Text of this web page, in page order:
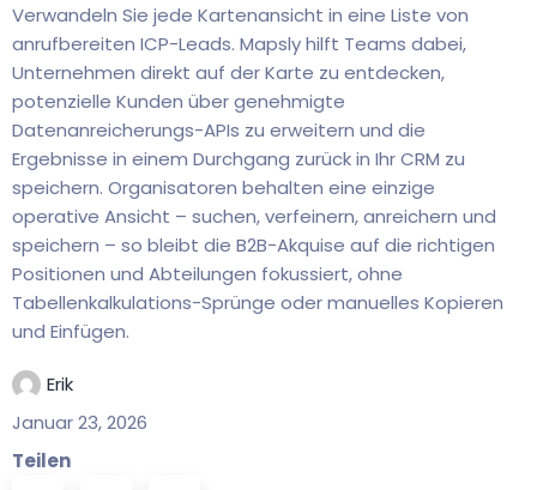
Verwandeln Sie jede Kartenansicht in eine Liste von
anrufbereiten ICP-Leads. Mapsly hilft Teams dabei,
Unternehmen direkt auf der Karte zu entdecken,
potenzielle Kunden über genehmigte
Datenanreicherungs-APIs zu erweitern und die
Ergebnisse in einem Durchgang zurück in Ihr CRM zu
speichern. Organisatoren behalten eine einzige
operative Ansicht – suchen, verfeinern, anreichern und
speichern – so bleibt die B2B-Akquise auf die richtigen
Positionen und Abteilungen fokussiert, ohne
Tabellenkalkulations-Sprünge oder manuelles Kopieren
und Einfügen.
Erik
Januar 23, 2026
Teilen